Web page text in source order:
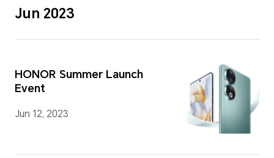
Jun 2023
HONOR Summer Launch
Event
Jun 12, 2023